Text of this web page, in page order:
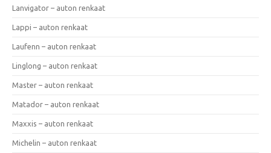
Lanvigator – auton renkaat
Lappi – auton renkaat
Laufenn – auton renkaat
Linglong – auton renkaat
Master – auton renkaat
Matador – auton renkaat
Maxxis – auton renkaat
Michelin – auton renkaat